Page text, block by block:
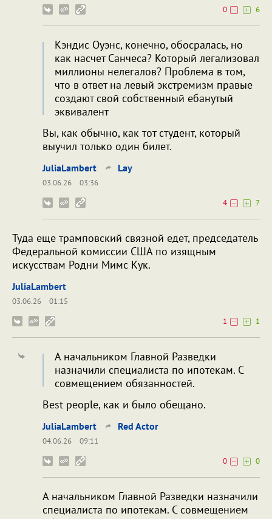
0 6
Кэндис Оуэнс, конечно, обосралась, но
как насчет Санчеса? Который легализовал
миллионы нелегалов? Проблема в том,
что в ответ на левый экстремизм правые
создают свой собственный ебанутый
эквивалент
Вы, как обычно, как тот студент, который
выучил только один билет.
JuliaLambert Lay
03.06.26
03:36
4
7
Туда еще трамповский связной едет, председатель
Федеральной комиссии США по изящным
искусствам Родни Мимс Кук.
JuliaLambert
03.06.26
01:15
1
1
А начальником Главной Разведки
назначили специалиста по ипотекам. С
совмещением обязанностей.
Best people, как и было обещано.
JuliaLambert Red Actor
04.06.26
09:11
0
0
А начальником Главной Разведки назначили
специалиста по ипотекам. С совмещением